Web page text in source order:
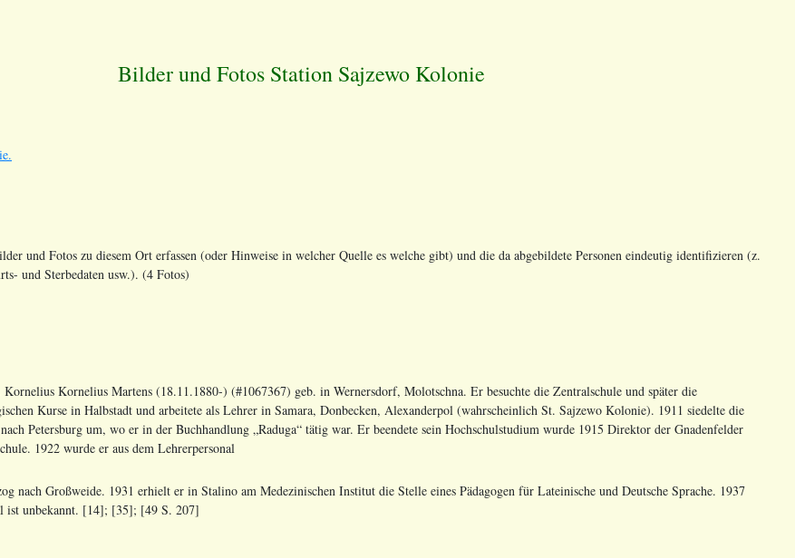
Bilder und Fotos Station Sajzewo Kolonie
und Fotos zu diesem Ort erfassen (oder Hinweise in welcher Quelle es welche gibt) und die da abgebildete Personen eindeutig identifizieren (z.
und Sterbedaten usw.). (4 Fotos)
Kornelius Kornelius Martens (18.11.1880-) (#1067367) geb. in Wernersdorf, Molotschna. Er besuchte die Zentralschule und später die
Kurse in Halbstadt und arbeitete als Lehrer in Samara, Donbecken, Alexanderpol (wahrscheinlich St. Sajzewo Kolonie). 1911 siedelte die
Petersburg um, wo er in der Buchhandlung „Raduga“ tätig war. Er beendete sein Hochschulstudium wurde 1915 Direktor der Gnadenfelder
1922 wurde er aus dem Lehrerpersonal
nach Großweide. 1931 erhielt er in Stalino am Medezinischen Institut die Stelle eines Pädagogen für Lateinische und Deutsche Sprache. 1937
ist unbekannt. [14]; [35]; [49 S. 207]